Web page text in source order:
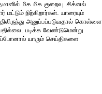
மிக மிக குறைவு. சிக்னல்
நிற்கிறார்கள். யாரையும்
அனுப்பப்படுவதால் கொள்ளை
படிக்க வேண்டுமென்று
யாரும் செய்திகளை